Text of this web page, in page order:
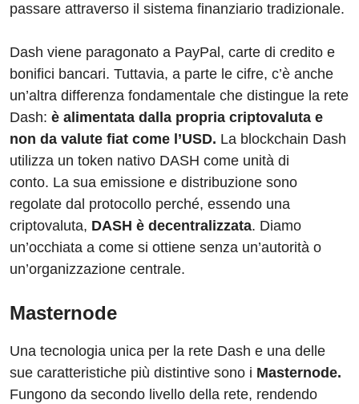
passare attraverso il sistema finanziario tradizionale.
Dash viene paragonato a PayPal, carte di credito e
bonifici bancari. Tuttavia, a parte le cifre, c’è anche
un’altra differenza fondamentale che distingue la rete
Dash: è alimentata dalla propria criptovaluta e
non da valute fiat come l’USD. La blockchain Dash
utilizza un token nativo DASH come unità di
conto. La sua emissione e distribuzione sono
regolate dal protocollo perché, essendo una
criptovaluta, DASH è decentralizzata. Diamo
un’occhiata a come si ottiene senza un’autorità o
un’organizzazione centrale.
Masternode
Una tecnologia unica per la rete Dash e una delle
sue caratteristiche più distintive sono i Masternode.
Fungono da secondo livello della rete, rendendo